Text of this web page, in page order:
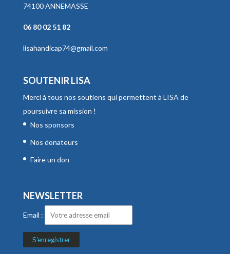
74100 ANNEMASSE
06 80 02 51 82
lisahandicap74@gmail.com
SOUTENIR LISA
Merci à tous nos soutiens qui permettent à LISA de
poursuivre sa mission !
Nos sponsors
Nos donateurs
Faire un don
NEWSLETTER
Email :